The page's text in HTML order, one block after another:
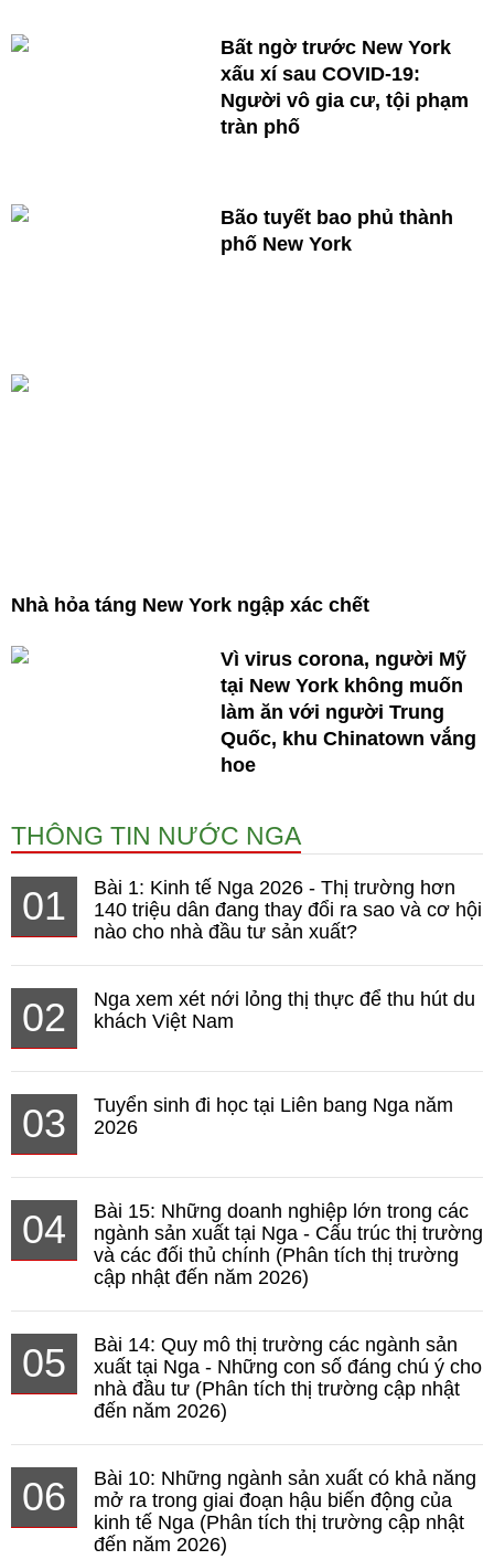
Bất ngờ trước New York
xấu xí sau COVID-19:
Người vô gia cư, tội phạm
tràn phố
Bão tuyết bao phủ thành
phố New York
Nhà hỏa táng New York ngập xác chết
Vì virus corona, người Mỹ
tại New York không muốn
làm ăn với người Trung
Quốc, khu Chinatown vắng
hoe
THÔNG TIN NƯỚC NGA
01
Bài 1: Kinh tế Nga 2026 - Thị trường hơn
140 triệu dân đang thay đổi ra sao và cơ hội
nào cho nhà đầu tư sản xuất?
02
Nga xem xét nới lỏng thị thực để thu hút du
khách Việt Nam
03
Tuyển sinh đi học tại Liên bang Nga năm
2026
04
Bài 15: Những doanh nghiệp lớn trong các
ngành sản xuất tại Nga - Cấu trúc thị trường
và các đối thủ chính (Phân tích thị trường
cập nhật đến năm 2026)
05
Bài 14: Quy mô thị trường các ngành sản
xuất tại Nga - Những con số đáng chú ý cho
nhà đầu tư (Phân tích thị trường cập nhật
đến năm 2026)
06
Bài 10: Những ngành sản xuất có khả năng
mở ra trong giai đoạn hậu biến động của
kinh tế Nga (Phân tích thị trường cập nhật
đến năm 2026)